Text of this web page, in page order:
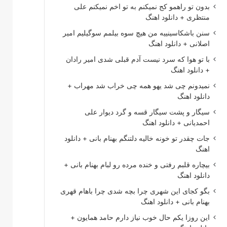
بدون تو راهمو کج نمیکنم به تو اخم نمیکنم علی
منتظری + دانلود اهنگ
سنن باشکاسینییه من هیچ سوه بیلمم سوگیلیم امیر
اصلانی + دانلود اهنگ
با تو هوا که سرد نیست آدم قبلی شدی امیر رادان
+ دانلود اهنگ
نمیدونم چی شد یهو همه چی خراب شد مهراب +
دانلود اهنگ
سیگار و پشت سیگار قسه و گرد دیوار علی
احمدیانی + دانلود اهنگ
جات چقدر تو خونه خالیه دلتنگم بهنام بانی + دانلود
اهنگ
بیچاره قلبم رفتی و خنده مرده رو لبام بهنام بانی +
دانلود اهنگ
بگو کجای این شهری چرا بچه شدی چرا باهام قهری
بهنام بانی + دانلود اهنگ
این روزا یکم حال خوب نیاز دارم حامد همایون +